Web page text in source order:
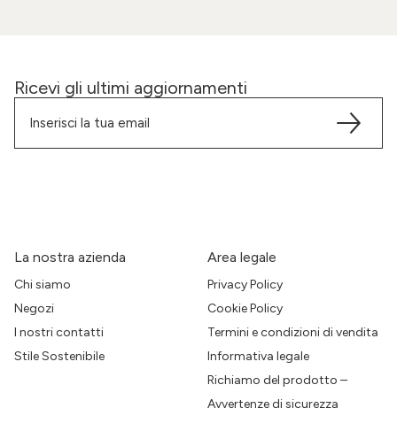
Ricevi gli ultimi aggiornamenti
La nostra azienda
Chi siamo
Negozi
I nostri contatti
Stile Sostenibile
Area legale
Privacy Policy
Cookie Policy
Termini e condizioni di vendita
Informativa legale
Richiamo del prodotto –
Avvertenze di sicurezza